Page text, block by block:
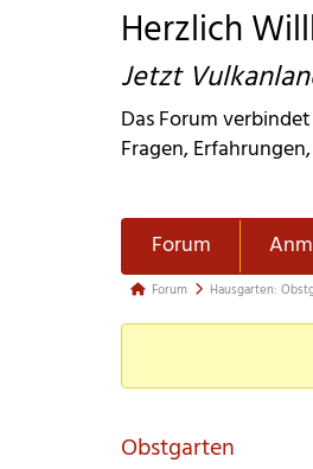
Herzlich
Jetzt
Das Forum
Fragen,
Forum-
Navigation
Forum
Forum-
Breadcrumbs
hier:
Forum Hausgarten:
Obstgarten